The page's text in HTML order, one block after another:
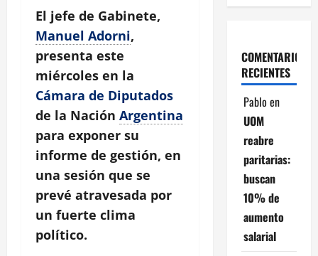
El jefe de Gabinete,
Manuel Adorni,
presenta este
miércoles en la
Cámara de Diputados
de la Nación Argentina
para exponer su
informe de gestión, en
una sesión que se
prevé atravesada por
un fuerte clima
político.
COMENTARIOS
RECIENTES
Pablo en
UOM
reabre
paritarias:
buscan
10% de
aumento
salarial